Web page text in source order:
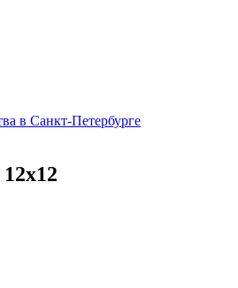
в Санкт-Петербурге